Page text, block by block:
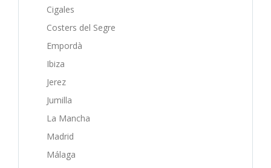
Cigales
Costers del Segre
Empordà
Ibiza
Jerez
Jumilla
La Mancha
Madrid
Málaga